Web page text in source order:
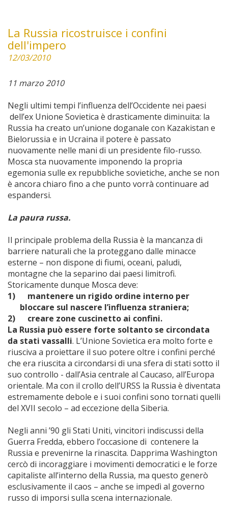
La Russia ricostruisce i confini
dell'impero
12/03/2010
11 marzo 2010
Negli ultimi tempi l’influenza dell’Occidente nei paesi
dell’ex Unione Sovietica è drasticamente diminuita: la
Russia ha creato un’unione doganale con Kazakistan e
Bielorussia e in Ucraina il potere è passato
nuovamente nelle mani di un presidente filo-russo.
Mosca sta nuovamente imponendo la propria
egemonia sulle ex repubbliche sovietiche, anche se non
è ancora chiaro fino a che punto vorrà continuare ad
espandersi.
La paura russa.
Il principale problema della Russia è la mancanza di
barriere naturali che la proteggano dalle minacce
esterne – non dispone di fiumi, oceani, paludi,
montagne che la separino dai paesi limitrofi.
Storicamente dunque Mosca deve:
1)
mantenere un rigido ordine interno per
bloccare sul nascere l’influenza straniera;
2)
creare zone cuscinetto ai confini.
La Russia può essere forte soltanto se circondata
da stati vassalli. L’Unione Sovietica era molto forte e
riusciva a proiettare il suo potere oltre i confini perché
che era riuscita a circondarsi di una sfera di stati sotto il
suo controllo - dall’Asia centrale al Caucaso, all’Europa
orientale. Ma con il crollo dell’URSS la Russia è diventata
estremamente debole e i suoi confini sono tornati quelli
del XVII secolo – ad eccezione della Siberia.
Negli anni ’90 gli Stati Uniti, vincitori indiscussi della
Guerra Fredda, ebbero l’occasione di contenere la
Russia e prevenirne la rinascita. Dapprima Washington
cercò di incoraggiare i movimenti democratici e le forze
capitaliste all’interno della Russia, ma questo generò
esclusivamente il caos – anche se impedì al governo
russo di imporsi sulla scena internazionale.